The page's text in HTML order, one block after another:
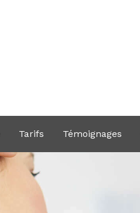
Tarifs Témoignages